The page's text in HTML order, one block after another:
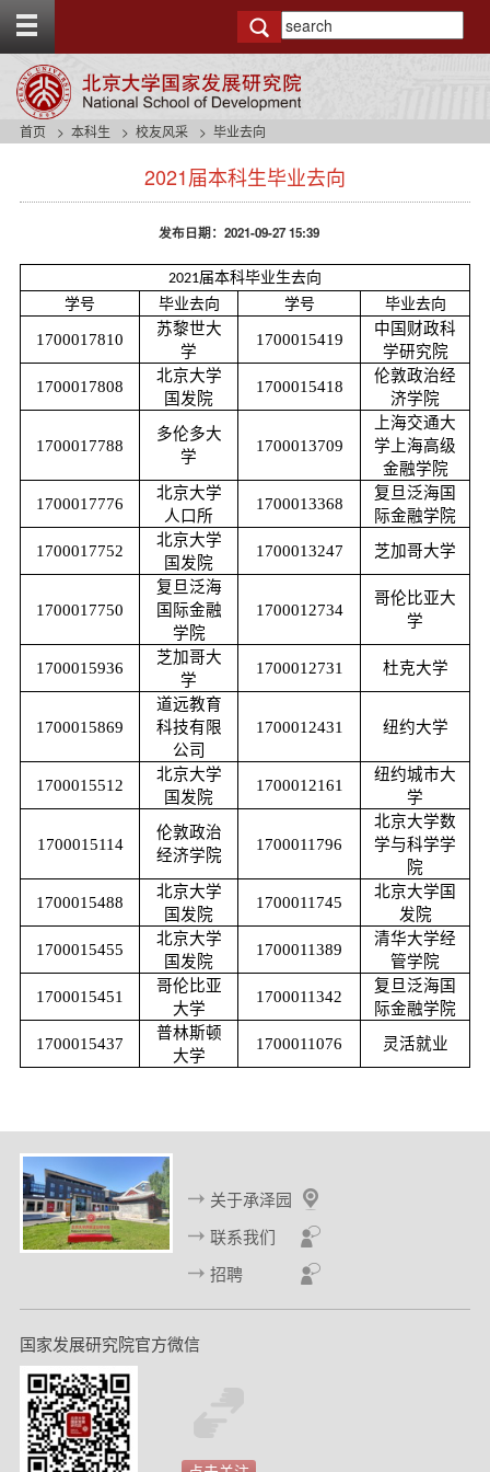
g
t
首页 本科生 校友风采 毕业去向
2021届本科生毕业去向
发布日期：2021-09-27 15:39
2021届本科毕业生去向
学号
毕业去向 学号 毕业去向
1700017810
苏黎世大
学
1700015419
中国财政科
学研究院
1700017808
北京大学
国发院
1700015418
伦敦政治经
济学院
1700017788
多伦多大
学
1700013709
上海交通大
学上海高级
金融学院
1700017776
北京大学
人口所
1700013368
复旦泛海国
际金融学院
1700017752
北京大学
国发院
1700013247 芝加哥大学
1700017750
复旦泛海
国际金融
学院
1700012734
哥伦比亚大
学
1700015936
芝加哥大
学
1700012731 杜克大学
1700015869
道远教育
科技有限
公司
1700012431 纽约大学
1700015512
北京大学
国发院
1700012161
纽约城市大
学
1700015114
伦敦政治
经济学院
1700011796
北京大学数
学与科学学
院
1700015488
北京大学
国发院
1700011745
北京大学国
发院
1700015455
北京大学
国发院
1700011389
清华大学经
管学院
1700015451
哥伦比亚
大学
1700011342
复旦泛海国
际金融学院
1700015437
普林斯顿
大学
1700011076 灵活就业
关于承泽园
联系我们
招聘
国家发展研究院官方微信